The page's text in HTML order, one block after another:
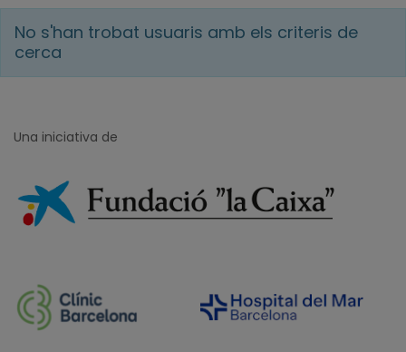
No s'han trobat usuaris amb els criteris de
cerca
Una iniciativa de